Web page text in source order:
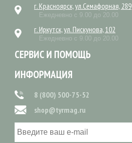
г. Красноярск, ул.Семафорная, 289
Ежедневно с 9.00 до 20.00
г. Иркутск, ул. Пискунова, 102
Ежедневно с 9.00 до 20.00
СЕРВИС И ПОМОЩЬ
ИНФОРМАЦИЯ
8 (800) 500-75-52
shop@tyrmag.ru